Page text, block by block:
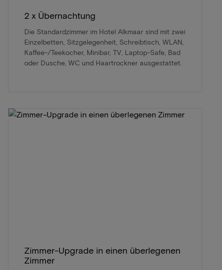
2 x Übernachtung
Die Standardzimmer im Hotel Alkmaar sind mit zwei
Einzelbetten, Sitzgelegenheit, Schreibtisch, WLAN,
Kaffee-/Teekocher, Minibar, TV, Laptop-Safe, Bad
oder Dusche, WC und Haartrockner ausgestattet.
Zimmer-Upgrade in einen überlegenen
Zimmer